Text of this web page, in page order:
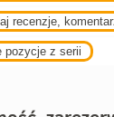
recenzje,
pozycje z serii